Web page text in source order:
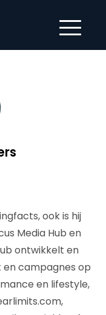
ook is hij
Media Hub en
ontwikkelt en
campagnes op
en lifestyle,